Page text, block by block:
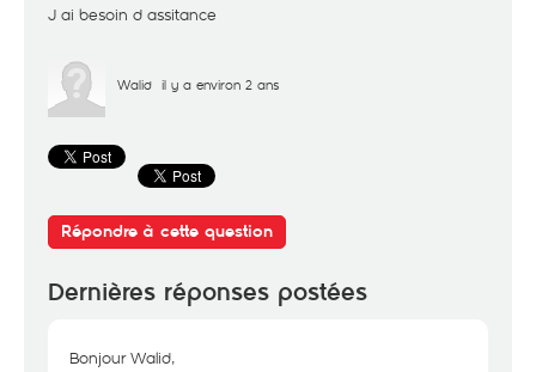
J ai besoin d assitance
Walid il y a environ 2 ans
Répondre à cette question
Dernières réponses postées
Bonjour Walid,